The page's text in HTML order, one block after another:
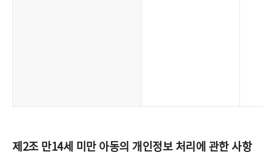
제2조 만14세 미만 아동의 개인정보 처리에 관한 사항